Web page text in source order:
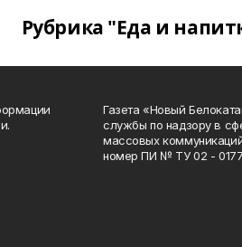
Рубрика "Еда и
Газета «Новый
службы по надзору в
массовых
номер ПИ № ТУ 02 -